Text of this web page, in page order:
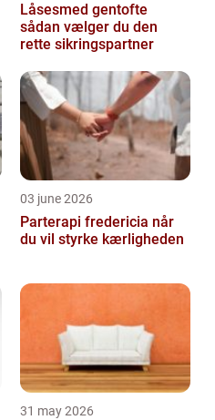
Låsesmed gentofte
sådan vælger du den
rette sikringspartner
03 june 2026
Parterapi fredericia når
du vil styrke kærligheden
31 may 2026